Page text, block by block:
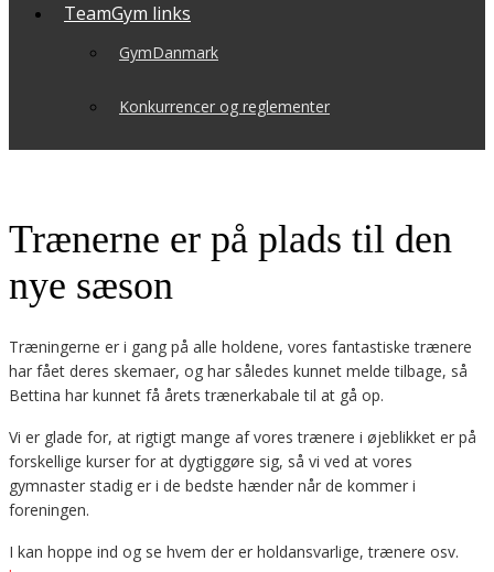
TeamGym links
GymDanmark
Konkurrencer og reglementer
Trænerne er på plads til den
nye sæson
Træningerne er i gang på alle holdene, vores fantastiske trænere
har fået deres skemaer, og har således kunnet melde tilbage, så
Bettina har kunnet få årets trænerkabale til at gå op.
Vi er glade for, at rigtigt mange af vores trænere i øjeblikket er på
forskellige kurser for at dygtiggøre sig, så vi ved at vores
gymnaster stadig er i de bedste hænder når de kommer i
foreningen.
I kan hoppe ind og se hvem der er holdansvarlige, trænere osv.